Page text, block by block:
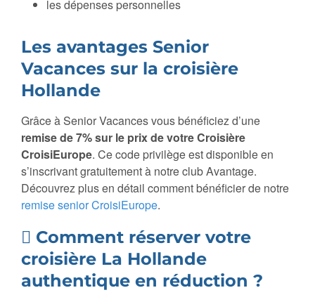
les dépenses personnelles
Les avantages Senior
Vacances sur la croisière
Hollande
Grâce à Senior Vacances vous bénéficiez d’une
remise de 7% sur le prix de votre Croisière
CroisiEurope. Ce code privilège est disponible en
s’inscrivant gratuitement à notre club Avantage.
Découvrez plus en détail comment bénéficier de notre
remise senior CroisiEurope.
Comment réserver votre
croisière La Hollande
authentique en réduction ?